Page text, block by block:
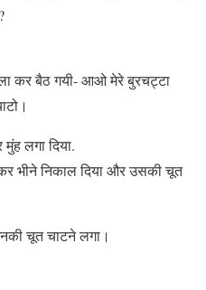
कर बैठ गयी- आओ मेरे बुरचट्टा
लगा दिया.
भीने निकाल दिया और उसकी चूत
चूत चाटने लगा।